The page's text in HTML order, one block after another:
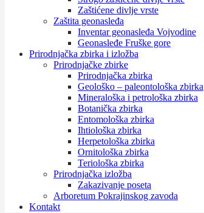
Zaštićene divlje vrste
Zaštita geonasleđa
Inventar geonasleđa Vojvodine
Geonasleđe Fruške gore
Prirodnjačka zbirka i izložba
Prirodnjačke zbirke
Prirodnjačka zbirka
Geološko – paleontološka zbirka
Mineraloška i petrološka zbirka
Botanička zbirka
Entomološka zbirka
Ihtiološka zbirka
Herpetološka zbirka
Ornitološka zbirka
Teriološka zbirka
Prirodnjačka izložba
Zakazivanje poseta
Arboretum Pokrajinskog zavoda
Kontakt